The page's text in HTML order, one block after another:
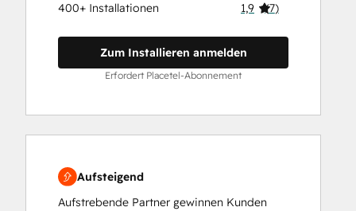
400+ Installationen 1,9 (7)
Zum Installieren anmelden
Erfordert Placetel-Abonnement
Aufsteigend
Aufstrebende Partner gewinnen Kunden